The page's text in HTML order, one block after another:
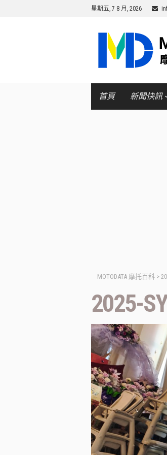
星期五, 7 8 月, 2026
首頁 新聞快訊
MOTODATA 摩托百科 >
2025-